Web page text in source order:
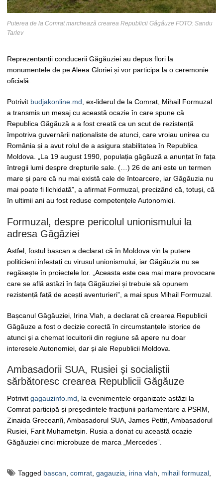
Puterea de la Comrat marchează crearea Republicii Găgăuze FOTO: Sandu
Tarlev
Reprezentanții conducerii Găgăuziei au depus flori la
monumentele de pe Aleea Gloriei și vor participa la o ceremonie
oficială.
Potrivit budjakonline.md , ex-liderul de la Comrat, Mihail Formuzal
a transmis un mesaj cu această ocazie în care spune că
Republica Găgăuză a a fost creată ca un scut de rezistență
împotriva guvernării naționaliste de atunci, care vroiau unirea cu
România și a avut rolul de a asigura stabilitatea în Republica
Moldova. „La 19 august 1990, populația găgăuză a anunțat în fața
întregii lumi despre drepturile sale. (…) 26 de ani este un termen
mare și pare că nu mai există cale de întoarcere, iar Găgăuzia nu
mai poate fi lichidată”, a afirmat Formuzal, precizând că, totuși, că
în ultimii ani au fost reduse competențele Autonomiei.
Formuzal, despre pericolul unionismului la
adresa Găgăziei
Astfel, fostul bașcan a declarat că în Moldova vin la putere
politicieni infestați cu virusul unionismului, iar Găgăuzia nu se
regăsește în proiectele lor. „Aceasta este cea mai mare provocare
care se află astăzi în fața Găgăuziei și trebuie să opunem
rezistență față de acești aventurieri”, a mai spus Mihail Formuzal.
Bașcanul Găgăuziei, Irina Vlah, a declarat că crearea Republicii
Găgăuze a fost o decizie corectă în circumstanțele istorice de
atunci și a chemat locuitorii din regiune să apere nu doar
interesele Autonomiei, dar și ale Republicii Moldova.
Ambasadorii SUA, Rusiei și socialiștii
sărbătoresc crearea Republicii Găgăuze
Potrivit gagauzinfo.md, la evenimentele organizate astăzi la
Comrat participă și președintele fracțiunii parlamentare a PSRM,
Zinaida Greceanîi, Ambasadorul SUA, James Pettit, Ambasadorul
Rusiei, Farit Muhametșin. Rusia a donat cu această ocazie
Găgăuziei cinci microbuze de marca „Mercedes”.
Tagged bascan comrat gagauzia irina vlah mihail formuzal